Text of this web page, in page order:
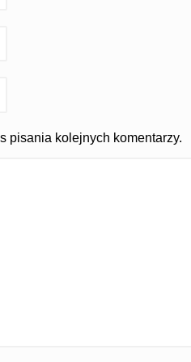
pisania kolejnych komentarzy.